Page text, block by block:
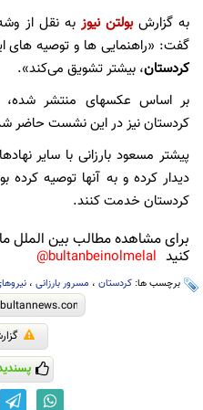
به گزارش بولتن نیوز به نقل از
گفت: «راهنمایی ها و توصیه های
کردستان، بیشتر تشویق می‌کند».
بر اساس عکسهای منتشر
کردستان نیز در این نشست حاضر
پیشتر مسعود بارزانی با سایر
دیدار کرده و به آنها توصیه
کردستان خدمت کنند.
برای مشاهده مطالب بین الملل ما
کنید bultanbeinolmelal@
برچسب ها: کردستان ، مسرور بارزانی ،